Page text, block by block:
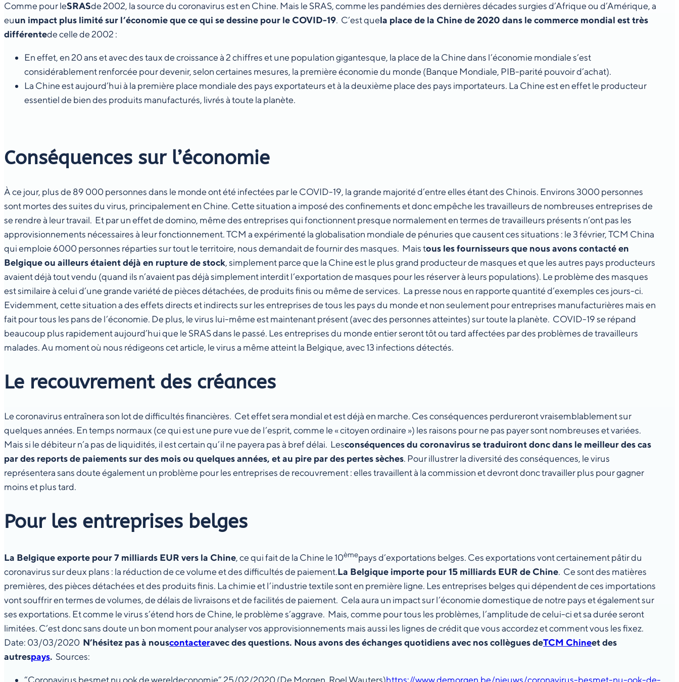
Comme pour leSRASde 2002, la source du coronavirus est en Chine. Mais le SRAS, comme les pandémies des dernières décades surgies d’Afrique ou d’Amérique, a
euun impact plus limité sur l’économie que ce qui se dessine pour le COVID-19. C’est quela place de la Chine de 2020 dans le commerce mondial est très
différentede celle de 2002 :
En effet, en 20 ans et avec des taux de croissance à 2 chiffres et une population gigantesque, la place de la Chine dans l’économie mondiale s’est
considérablement renforcée pour devenir, selon certaines mesures, la première économie du monde (Banque Mondiale, PIB-parité pouvoir d’achat).
La Chine est aujourd’hui à la première place mondiale des pays exportateurs et à la deuxième place des pays importateurs. La Chine est en effet le producteur
essentiel de bien des produits manufacturés, livrés à toute la planète.
Conséquences sur l’économie
À ce jour, plus de 89 000 personnes dans le monde ont été infectées par le COVID-19, la grande majorité d’entre elles étant des Chinois. Environs 3000 personnes
sont mortes des suites du virus, principalement en Chine. Cette situation a imposé des confinements et donc empêche les travailleurs de nombreuses entreprises de
se rendre à leur travail. Et par un effet de domino, même des entreprises qui fonctionnent presque normalement en termes de travailleurs présents n’ont pas les
approvisionnements nécessaires à leur fonctionnement. TCM a expérimenté la globalisation mondiale de pénuries que causent ces situations : le 3 février, TCM China
qui emploie 6000 personnes réparties sur tout le territoire, nous demandait de fournir des masques. Mais tous les fournisseurs que nous avons contacté en
Belgique ou ailleurs étaient déjà en rupture de stock, simplement parce que la Chine est le plus grand producteur de masques et que les autres pays producteurs
avaient déjà tout vendu (quand ils n’avaient pas déjà simplement interdit l’exportation de masques pour les réserver à leurs populations). Le problème des masques
est similaire à celui d’une grande variété de pièces détachées, de produits finis ou même de services. La presse nous en rapporte quantité d’exemples ces jours-ci.
Evidemment, cette situation a des effets directs et indirects sur les entreprises de tous les pays du monde et non seulement pour entreprises manufacturières mais en
fait pour tous les pans de l’économie. De plus, le virus lui-même est maintenant présent (avec des personnes atteintes) sur toute la planète. COVID-19 se répand
beaucoup plus rapidement aujourd’hui que le SRAS dans le passé. Les entreprises du monde entier seront tôt ou tard affectées par des problèmes de travailleurs
malades. Au moment où nous rédigeons cet article, le virus a même atteint la Belgique, avec 13 infections détectés.
Le recouvrement des créances
Le coronavirus entraînera son lot de difficultés financières. Cet effet sera mondial et est déjà en marche. Ces conséquences perdureront vraisemblablement sur
quelques années. En temps normaux (ce qui est une pure vue de l’esprit, comme le « citoyen ordinaire ») les raisons pour ne pas payer sont nombreuses et variées.
Mais si le débiteur n’a pas de liquidités, il est certain qu’il ne payera pas à bref délai. Lesconséquences du coronavirus se traduiront donc dans le meilleur des cas
par des reports de paiements sur des mois ou quelques années, et au pire par des pertes sèches. Pour illustrer la diversité des conséquences, le virus
représentera sans doute également un problème pour les entreprises de recouvrement : elles travaillent à la commission et devront donc travailler plus pour gagner
moins et plus tard.
Pour les entreprises belges
La Belgique exporte pour 7 milliards EUR vers la Chine, ce qui fait de la Chine le 10èmepays d’exportations belges. Ces exportations vont certainement pâtir du
coronavirus sur deux plans : la réduction de ce volume et des difficultés de paiement.La Belgique importe pour 15 milliards EUR de Chine. Ce sont des matières
premières, des pièces détachées et des produits finis. La chimie et l’industrie textile sont en première ligne. Les entreprises belges qui dépendent de ces importations
vont souffrir en termes de volumes, de délais de livraisons et de facilités de paiement. Cela aura un impact sur l’économie domestique de notre pays et également sur
ses exportations. Et comme le virus s’étend hors de Chine, le problème s’aggrave. Mais, comme pour tous les problèmes, l’amplitude de celui-ci et sa durée seront
limitées. C’est donc sans doute un bon moment pour analyser vos approvisionnements mais aussi les lignes de crédit que vous accordez et comment vous les fixez.
Date: 03/03/2020 N’hésitez pas à nouscontacteravec des questions. Nous avons des échanges quotidiens avec nos collègues deTCM Chineet des
autrespays. Sources: